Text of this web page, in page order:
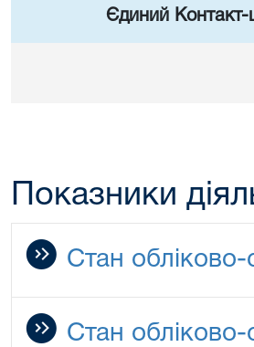
Єдиний Контакт-
Показники
Стан обліково-
Стан обліково-